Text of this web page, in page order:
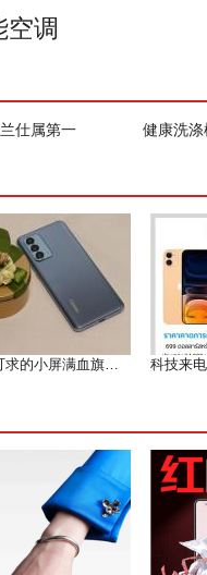
空调
仕属第一 健康洗
可遇而不可求的小屏满血旗舰--魅族 18测评